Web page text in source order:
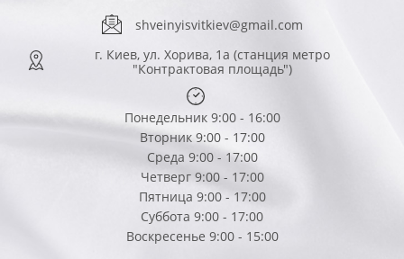
shveinyisvitkiev@gmail.com
г. Киев, ул. Хорива, 1а (станция метро
"Контрактовая площадь")
Понедельник 9:00 - 16:00
Вторник 9:00 - 17:00
Среда 9:00 - 17:00
Четверг 9:00 - 17:00
Пятница 9:00 - 17:00
Суббота 9:00 - 17:00
Воскресенье 9:00 - 15:00